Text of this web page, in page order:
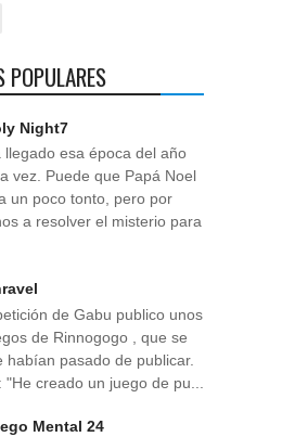
POPULARES
Night7
llegado esa época del año
vez. Puede que Papá Noel
un poco tonto, pero por
a resolver el misterio para
de Gabu publico unos
de Rinnogogo , que se
habían pasado de publicar.
creado un juego de pu...
Mental 24